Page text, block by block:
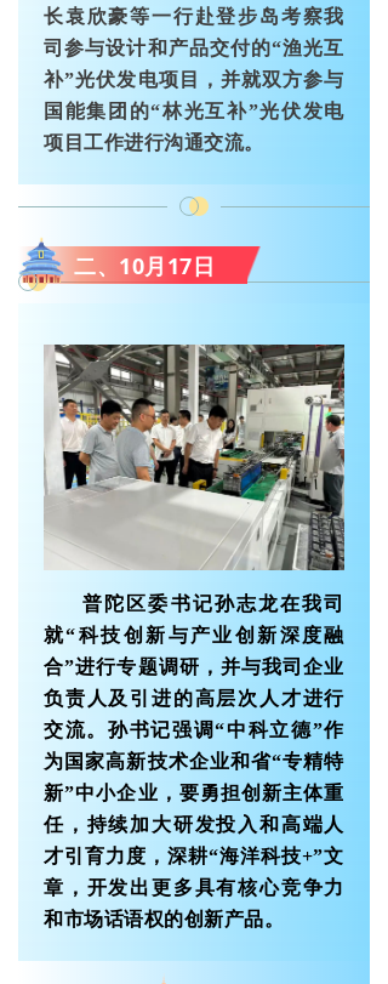
长袁欣豪等一行赴登步岛考察我
司参与设计和产品交付的“渔光互
补”光伏发电项目，并就双方参与
国能集团的“林光互补”光伏发电
项目工作进行沟通交流。
二、10月17日
普陀区委书记孙志龙在我司
就“科技创新与产业创新深度融
合”进行专题调研，并与我司企业
负责人及引进的高层次人才进行
交流。孙书记强调“中科立德”作
为国家高新技术企业和省“专精特
新”中小企业，要勇担创新主体重
任，持续加大研发投入和高端人
才引育力度，深耕“海洋科技+”文
章，开发出更多具有核心竞争力
和市场话语权的创新产品。